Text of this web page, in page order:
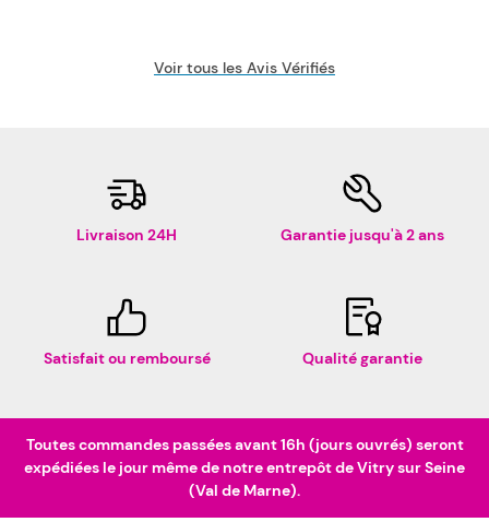
Voir tous les Avis Vérifiés
Livraison 24H Garantie jusqu'à 2 ans
Satisfait ou remboursé Qualité garantie
Toutes commandes passées avant 16h (jours ouvrés) seront
expédiées le jour même de notre entrepôt de Vitry sur Seine
(Val de Marne).